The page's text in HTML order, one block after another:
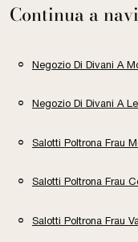
Continua a
Negozio Di Divani A
Negozio Di Divani A
Salotti Poltrona Frau
Salotti Poltrona Frau
Salotti Poltrona Frau